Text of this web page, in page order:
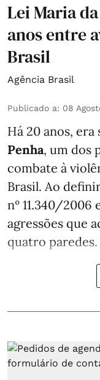
Lei Maria
anos entre
Brasil
Agência Brasil
Publicado a: 08
Há 20 anos, era
Penha, um dos
combate à
Brasil. Ao
nº 11.340/2006
agressões que
quatro